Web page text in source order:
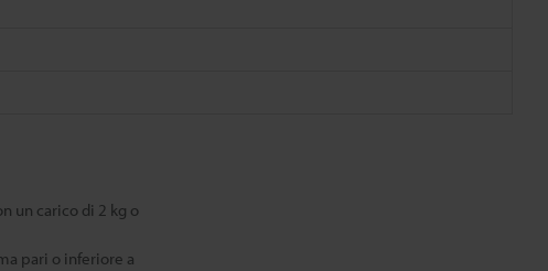
un carico di 2 kg o
pari o inferiore a